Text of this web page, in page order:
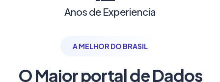
Anos de Experiencia
A MELHOR DO BRASIL
O Maior portal de Dados